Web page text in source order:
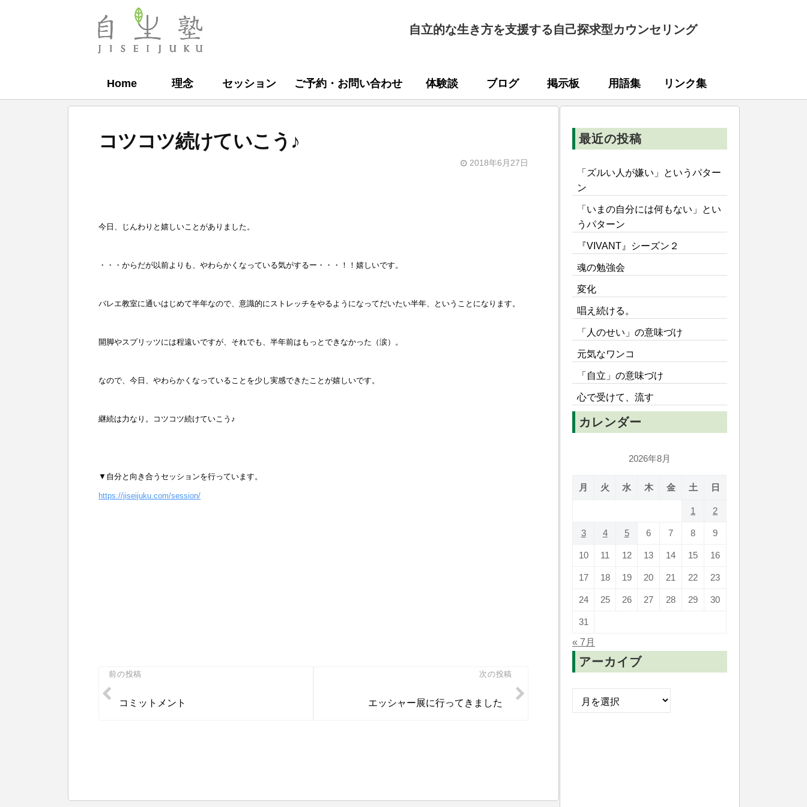
自
自立的な生き方を支援する自己探求型カウンセリング
Home 理念 セッション ご予約・お問い合わせ 体験談 ブログ 掲示板 用語集 リンク集
コツコツ続けていこう♪
2018年6月27日
生
今日、じんわりと嬉しいことがありました。
・・・からだが以前よりも、やわらかくなっている気がするー・・・！！嬉しいです。
バレエ教室に通いはじめて半年なので、意識的にストレッチをやるようになってだいたい半年、ということになります。
開脚やスプリッツには程遠いですが、それでも、半年前はもっとできなかった（涙）。
なので、今日、やわらかくなっていることを少し実感できたことが嬉しいです。
継続は力なり。コツコツ続けていこう♪
▼自分と向き合うセッションを行っています。
https://jiseijuku.com/session/
投
稿
前の投稿
コミットメント
次の投稿
エッシャー展に行ってきました
最近の投稿
「ズルい人が嫌い」というパター
ン
「いまの自分には何もない」とい
うパターン
『VIVANT』シーズン２
魂の勉強会
変化
唱え続ける。
「人のせい」の意味づけ
元気なワンコ
「自立」の意味づけ
心で受けて、流す
カレンダー
2026年8月
月 火 水 木 金 土 日
1 2
3 4 5 6 7 8 9
10 11 12 13 14 15 16
17 18 19 20 21 22 23
24 25 26 27 28 29 30
31
« 7月
アーカイブ
ー